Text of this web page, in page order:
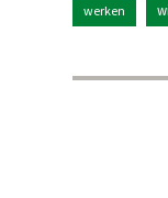
werken